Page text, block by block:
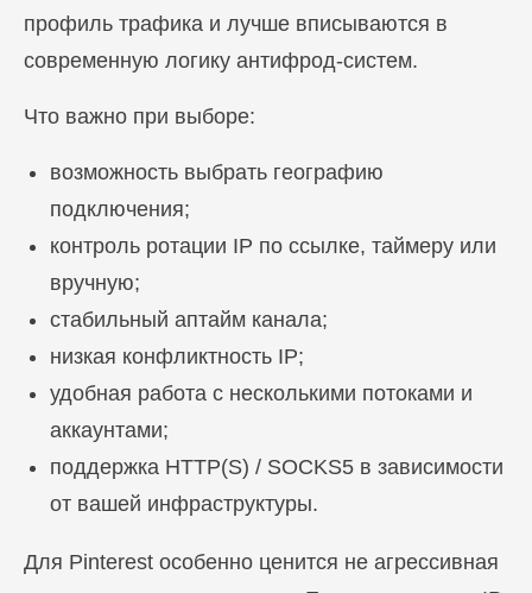
профиль трафика и лучше вписываются в
современную логику антифрод-систем.
Что важно при выборе:
возможность выбрать географию
подключения;
контроль ротации IP по ссылке, таймеру или
вручную;
стабильный аптайм канала;
низкая конфликтность IP;
удобная работа с несколькими потоками и
аккаунтами;
поддержка HTTP(S) / SOCKS5 в зависимости
от вашей инфраструктуры.
Для Pinterest особенно ценится не агрессивная